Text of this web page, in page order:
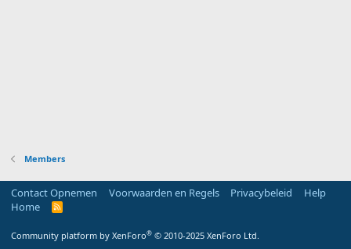
Members
Contact Opnemen Voorwaarden en Regels Privacybeleid
Help
Home
R
Community platform by XenForo® © 2010-2025 XenForo Ltd.